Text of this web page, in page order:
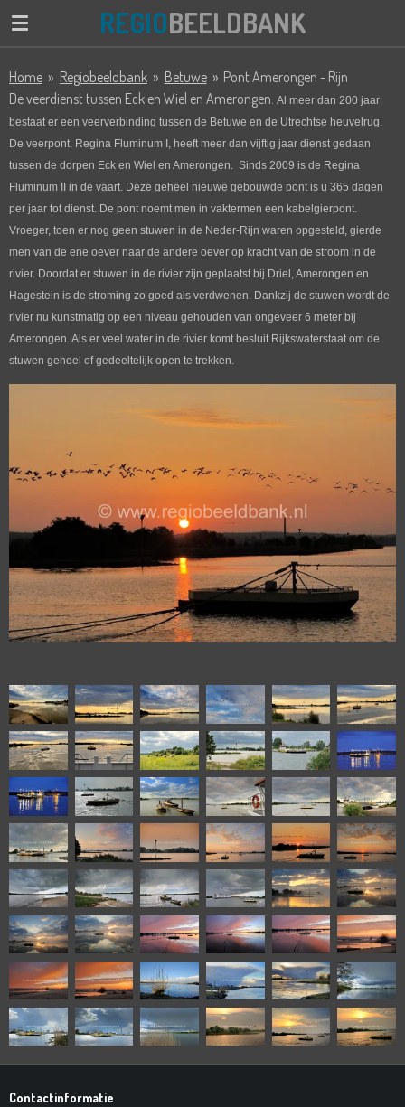
Ga
de
hoofdinhoud
REGIOBEELDBANK
Home » Regiobeeldbank » Betuwe » Pont Amerongen - Rijn
De veerdienst tussen Eck en Wiel en Amerongen. Al meer dan 200 jaar
bestaat er een veerverbinding tussen de Betuwe en de Utrechtse heuvelrug.
De veerpont, Regina Fluminum I, heeft meer dan vijftig jaar dienst gedaan
tussen de dorpen Eck en Wiel en Amerongen. Sinds 2009 is de Regina
Fluminum II
in de vaart. Deze geheel nieuwe gebouwde pont is u 365 dagen
per jaar tot dienst. De pont noemt men in vaktermen een kabelgierpont.
Vroeger, toen er nog geen stuwen in de Neder-Rijn waren opgesteld, gierde
men van de ene oever naar de andere oever op kracht van de stroom in de
rivier. Doordat er stuwen in de rivier zijn geplaatst bij Driel, Amerongen en
Hagestein is de stroming zo goed als verdwenen. Dankzij de stuwen wordt de
rivier nu kunstmatig op een niveau gehouden van ongeveer 6 meter bij
Amerongen. Als er veel water in de rivier komt besluit Rijkswaterstaat om de
stuwen geheel of gedeeltelijk open te trekken.
Contactinformatie